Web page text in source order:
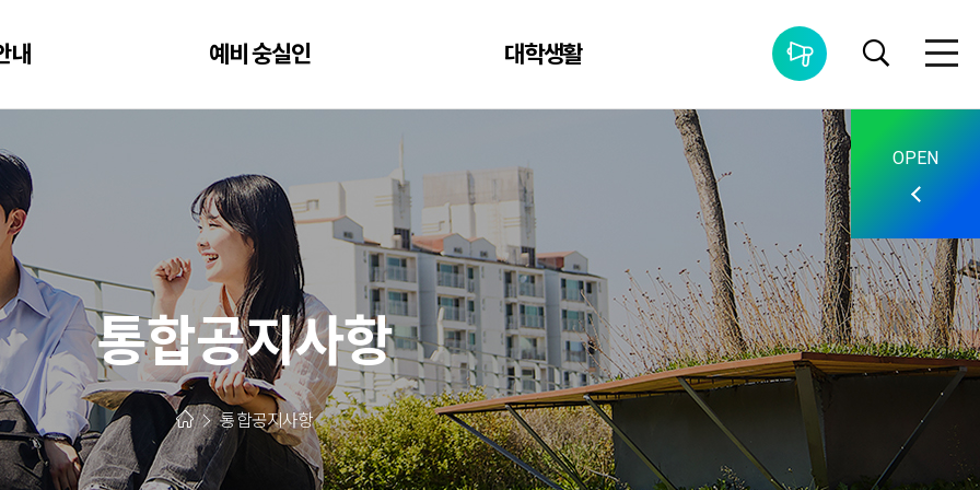
내 예비 숭실인 대학생활
통합공지사항
통합공지사항
통합공지사항